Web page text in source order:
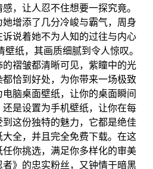
，让人忍不住想要一探究竟。
增添了几分冷峻与霸气，周身
说着她不为人知的过往与内心
纸，其画质细腻到令人惊叹。
褶皱都清晰可见，紫瞳中的光
恰到好处，为你带来一场极致
脑桌面壁纸，让你的桌面瞬间
是设置为手机壁纸，让你在每
这份独特的魅力，它都是绝佳
全，并且完全免费下载。在这
你挑选，满足你多样化的审美
》的忠实粉丝，又钟情于暗黑